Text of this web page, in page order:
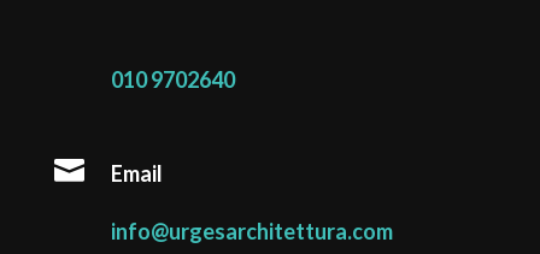
010 9702640
 Email
info@urgesarchitettura.com